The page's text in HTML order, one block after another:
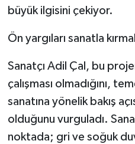
büyük ilgisini çekiyor.
Ön yargıları sanatla
Sanatçı Adil Çal, bu
çalışması olmadığını,
sanatına yönelik bakış
olduğunu vurguladı.
noktada; gri ve soğuk